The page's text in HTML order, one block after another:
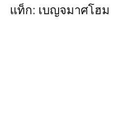
แท็ก: เบญจมาศโฮม